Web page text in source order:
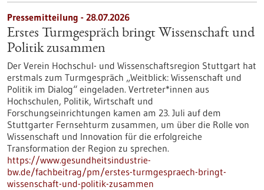
Pressemitteilung - 28.07.2026
Erstes Turmgespräch bringt Wissenschaft und
Politik zusammen
Der Verein Hochschul- und Wissenschaftsregion Stuttgart hat
erstmals zum Turmgespräch „Weitblick: Wissenschaft und
Politik im Dialog“ eingeladen. Vertreter*innen aus
Hochschulen, Politik, Wirtschaft und
Forschungseinrichtungen kamen am 23. Juli auf dem
Stuttgarter Fernsehturm zusammen, um über die Rolle von
Wissenschaft und Innovation für die erfolgreiche
Transformation der Region zu sprechen.
https://www.gesundheitsindustrie-
bw.de/fachbeitrag/pm/erstes-turmgespraech-bringt-
wissenschaft-und-politik-zusammen